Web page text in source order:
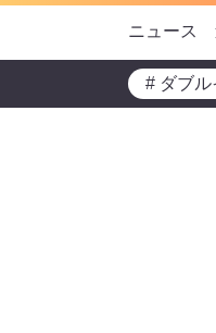
ニュース
# ダブ